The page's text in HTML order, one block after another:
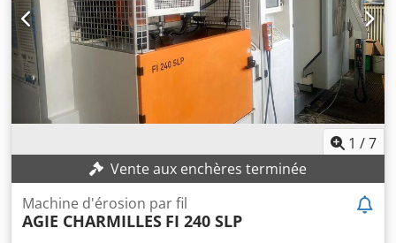
1 /7
Vente aux enchères terminée
Machine d'érosion par fil
AGIE CHARMILLES FI 240 SLP